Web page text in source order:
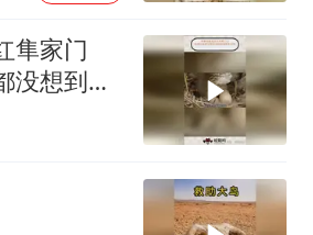
隼家门
没想到动